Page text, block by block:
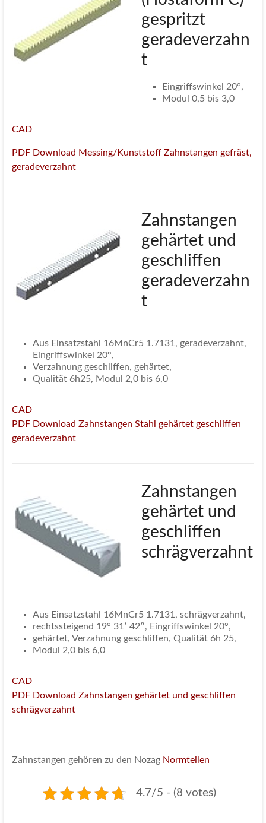
gespritzt
geradeverzahn
t
Eingriffswinkel 20°,
Modul 0,5 bis 3,0
CAD
PDF Download Messing/Kunststoff Zahnstangen gefräst,
geradeverzahnt
Zahnstangen
gehärtet und
geschliffen
geradeverzahn
t
Aus Einsatzstahl 16MnCr5 1.7131, geradeverzahnt,
Eingriffswinkel 20°,
Verzahnung geschliffen, gehärtet,
Qualität 6h25, Modul 2,0 bis 6,0
CAD
PDF Download Zahnstangen Stahl gehärtet geschliffen
geradeverzahnt
Zahnstangen
gehärtet und
geschliffen
schrägverzahnt
Aus Einsatzstahl 16MnCr5 1.7131, schrägverzahnt,
rechtssteigend 19° 31′ 42″, Eingriffswinkel 20°,
gehärtet, Verzahnung geschliffen, Qualität 6h 25,
Modul 2,0 bis 6,0
CAD
PDF Download Zahnstangen gehärtet und geschliffen
schrägverzahnt
Zahnstangen gehören zu den Nozag Normteilen
4.7/5 - (8 votes)